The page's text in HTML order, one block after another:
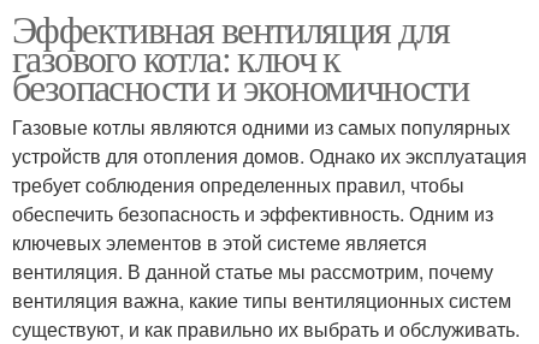
Эффективная вентиляция для
газового котла: ключ к
безопасности и экономичности
Газовые котлы являются одними из самых популярных
устройств для отопления домов. Однако их эксплуатация
требует соблюдения определенных правил, чтобы
обеспечить безопасность и эффективность. Одним из
ключевых элементов в этой системе является
вентиляция. В данной статье мы рассмотрим, почему
вентиляция важна, какие типы вентиляционных систем
существуют, и как правильно их выбрать и обслуживать.